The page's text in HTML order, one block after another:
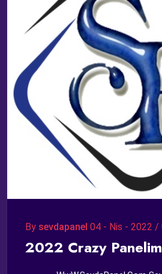
By sevdapanel 04 - Nis - 2022 /
2022 Crazy